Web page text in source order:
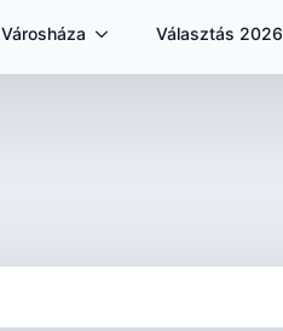
Városháza Választás 2026